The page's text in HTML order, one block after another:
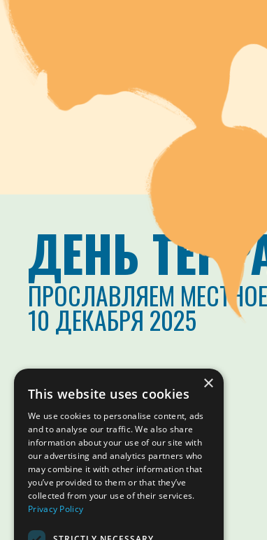
ДЕНЬ
ПРОСЛАВЛЯЕМ
10 ДЕКАБРЯ 2025
×
This website uses cookies
We use cookies to personalise content, ads
and to analyse our traffic. We also share
information about your use of our site with
our advertising and analytics partners who
may combine it with other information that
you’ve provided to them or that they’ve
collected from your use of their services.
Privacy Policy